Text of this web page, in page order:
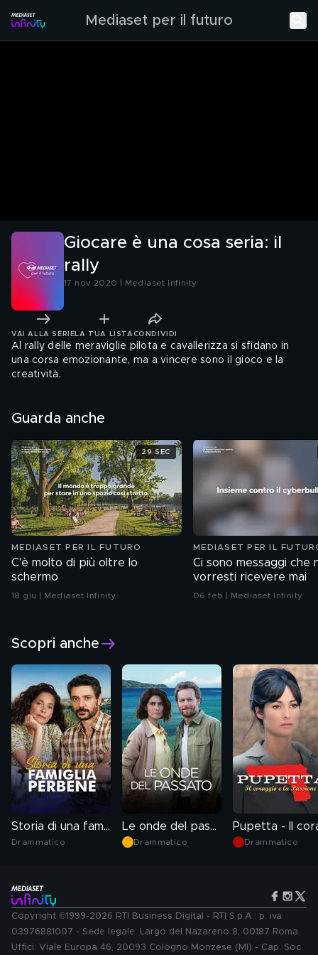
Mediaset per il futuro
Giocare è una cosa seria: il
rally
17 nov 2020 | Mediaset Infinity
VAI ALLA SERIE LA TUA LISTA CONDIVIDI
Al rally delle meraviglie pilota e cavallerizza si sfidano in
una corsa emozionante, ma a vincere sono il gioco e la
creatività.
Guarda anche
MEDIASET PER IL FUTURO
C'è molto di più oltre lo
schermo
18 giu | Mediaset Infinity
29 SEC
MEDIASET PER IL
Ci sono messaggi che
vorresti ricevere mai
06 feb | Mediaset Infinity
Scopri anche
Storia di una famiglia perbene
Drammatico
Le onde del passato
Drammatico Drammatico
Copyright ©1999-2026 RTI Business Digital - RTI S.p.A.: p. iva
03976881007 - Sede legale: Largo del Nazareno 8, 00187 Roma.
Uffici: Viale Europa 46, 20093 Cologno Monzese (MI) - Cap. Soc.